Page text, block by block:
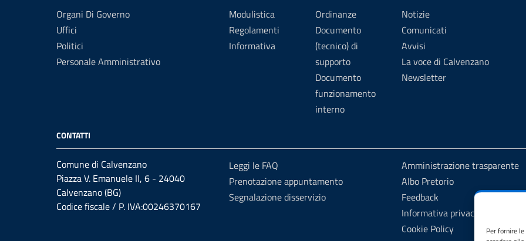
Per fornire
Organi Di Governo
Uffici
Politici
Personale Amministrativo
Modulistica
Regolamenti
Informativa
Ordinanze
Documento
(tecnico) di
supporto
Documento
funzionamento
interno
Notizie
Comunicati
Avvisi
La voce di Calvenzano
Newsletter
CONTATTI
Comune di Calvenzano
Piazza V. Emanuele II, 6 - 24040
Calvenzano (BG)
Codice fiscale / P. IVA:00246370167
Leggi le FAQ
Prenotazione appuntamento
Segnalazione disservizio
Amministrazione trasparente
Albo Pretorio
Feedback
Informativa privacy
Cookie Policy